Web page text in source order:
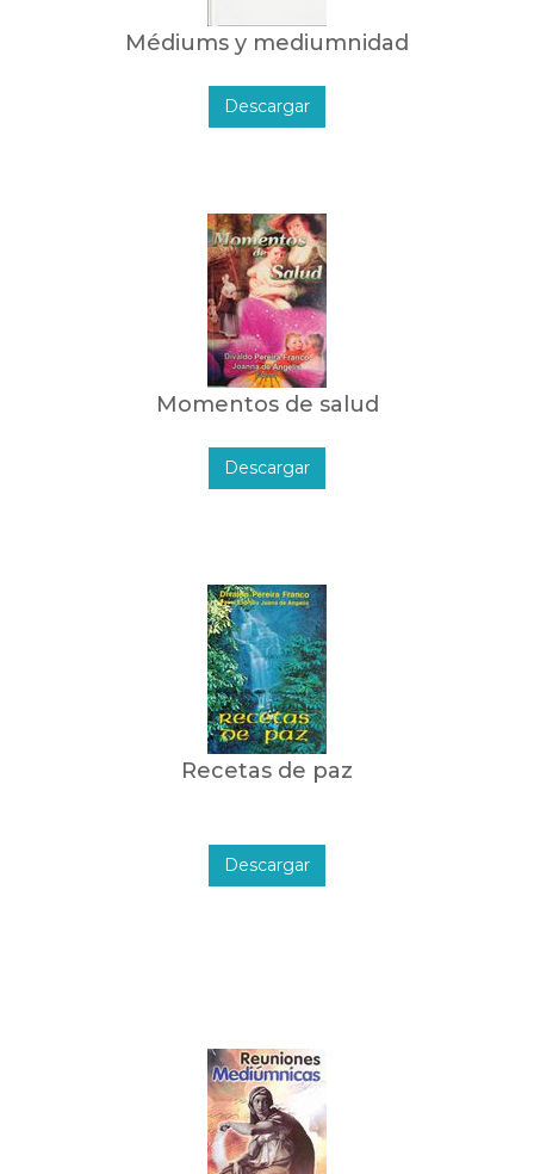
Médiums y mediumnidad
Descargar
Momentos de salud
Descargar
Recetas de paz
Descargar